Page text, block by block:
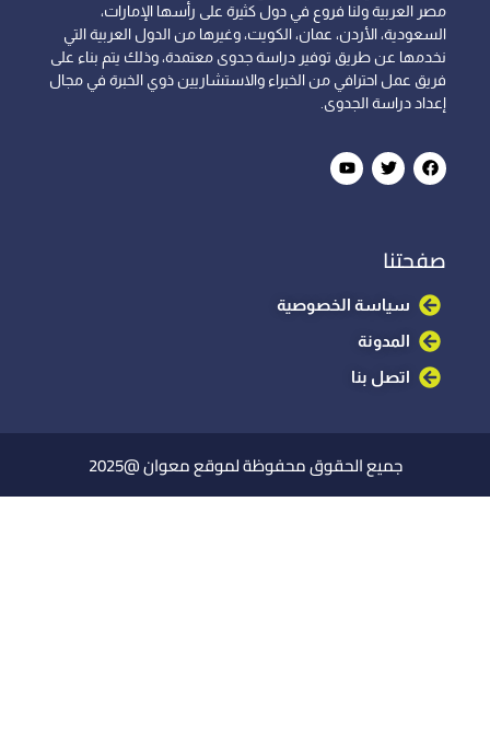
مصر العربية ولنا فروع في دول كثيرة على رأسها الإمارات،
السعودية، الأردن، عمان، الكويت، وغيرها من الدول العربية التي
نخدمها عن طريق توفير دراسة جدوى معتمدة، وذلك يتم بناء على
فريق عمل احترافي من الخبراء والاستشاريين ذوي الخبرة في مجال
إعداد دراسة الجدوى.
صفحتنا
سياسة الخصوصية
المدونة
اتصل بنا
جميع الحقوق محفوظة لموقع معوان @2025